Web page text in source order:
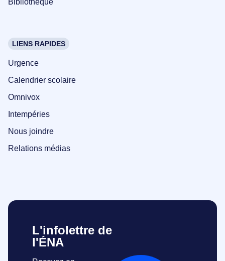
Bibliothèque
LIENS RAPIDES
Urgence
Calendrier scolaire
Omnivox
Intempéries
Nous joindre
Relations médias
L'infolettre de
l'ÉNA